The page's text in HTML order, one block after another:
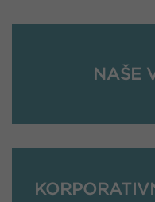
NAŠE